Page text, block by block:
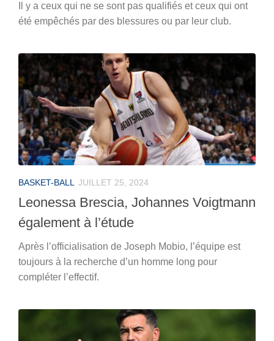
Il y a ceux qui ne se sont pas qualifiés et ceux qui ont
été empêchés par des blessures ou par leur club.
BASKET-BALL JUILLET 25, 2024
Leonessa Brescia, Johannes Voigtmann
également à l’étude
Après l’officialisation de Joseph Mobio, l’équipe est
toujours à la recherche d’un homme long pour
compléter l’effectif.